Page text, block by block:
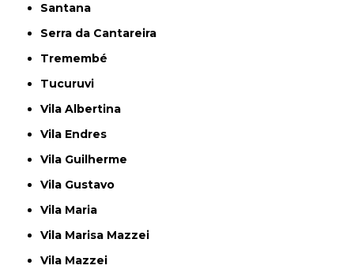
Santana
Serra da Cantareira
Tremembé
Tucuruvi
Vila Albertina
Vila Endres
Vila Guilherme
Vila Gustavo
Vila Maria
Vila Marisa Mazzei
Vila Mazzei